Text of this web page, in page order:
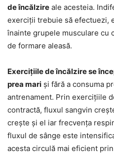
de încălzire ale acesteia.
exerciții trebuie să efectuezi,
înainte grupele musculare cu
de formare aleasă.
Exercițiile de încălzire se
prea mari și fără a consuma
antrenament. Prin exercițiile
contractă, fluxul sangvin
crește și el iar frecvența
fluxul de sânge este
acesta circulă mai eficient